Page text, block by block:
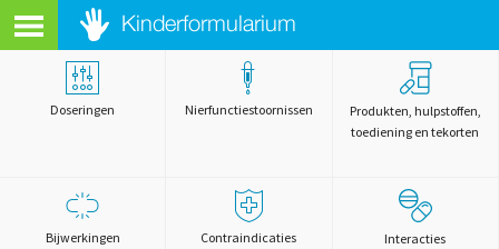
Doseringen Nierfunctiestoornissen
Produkten, hulpstoffen,
toediening en tekorten
Bijwerkingen
Contraindicaties
Interacties